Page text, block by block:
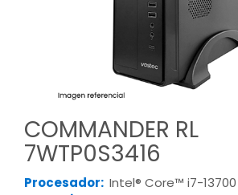
COMMANDER RL
7WTP0S3416
Procesador: Intel® Core™ i7-13700